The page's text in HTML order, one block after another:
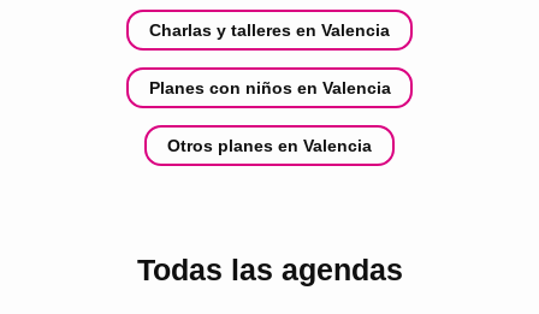
Charlas y talleres en Valencia
Planes con niños en Valencia
Otros planes en Valencia
Todas las agendas